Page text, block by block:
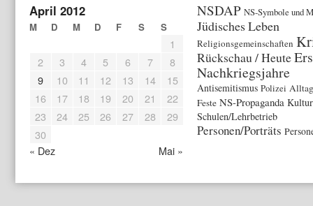
April 2012
M D M D F S S
« Dez Mai »
1
2
3 4 5 6 7
8
9
10 11 12 13 14
15
16
17 18 19 20 21
22
23
24 25 26 27 28
29
30
NSDAP NS-Symbole und
Jüdisches Leben
Religionsgemeinschaften
Rückschau / Heute
Nachkriegsjahre
Antisemitismus Polizei
Feste NS-Propaganda Kultur
Schulen/Lehrbetrieb
Personen/Porträts